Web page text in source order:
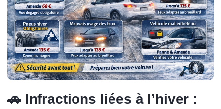
🚗 Infractions liées à l’hiver :